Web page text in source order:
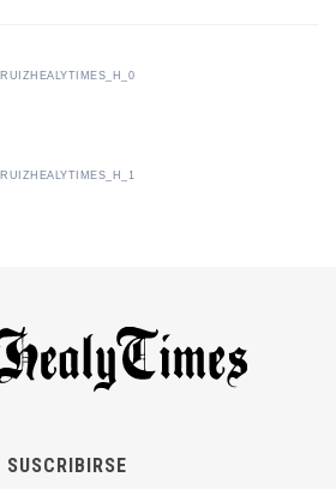
RUIZHEALYTIMES_H_0
RUIZHEALYTIMES_H_1
SUSCRIBIRSE